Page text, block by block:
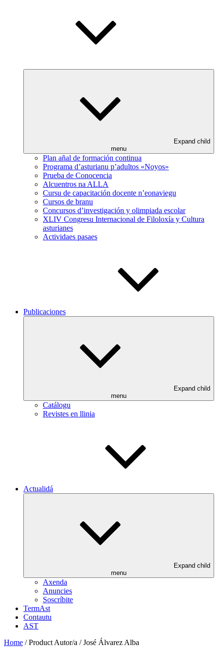
Expand child
menu
Plan añal de formación continua
Programa d’asturianu p’adultos «Noyos»
Prueba de Conocencia
Alcuentros na ALLA
Cursu de capacitación docente n’eonaviegu
Cursos de branu
Concursos d’investigación y olimpiada escolar
XLIV Congresu Internacional de Filoloxía y Cultura
asturianes
Actividaes pasaes
Publicaciones
Expand child
menu
Catálogu
Revistes en llinia
Actualidá
Expand child
menu
Axenda
Anuncies
Soscríbite
TermAst
Contautu
AST
Home / Product Autor/a / José Álvarez Alba